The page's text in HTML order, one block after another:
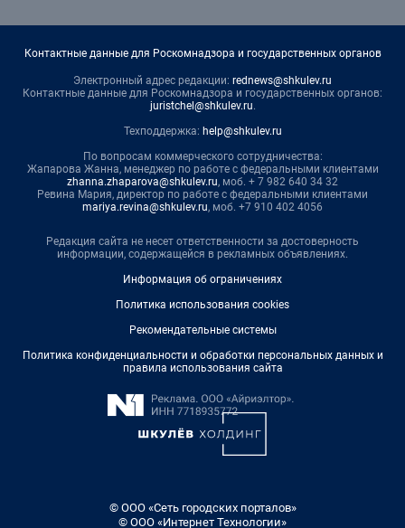
Контактные данные для Роскомнадзора и государственных органов
Электронный адрес редакции: rednews@shkulev.ru
Контактные данные для Роскомнадзора и государственных органов:
juristchel@shkulev.ru.
Техподдержка: help@shkulev.ru
По вопросам коммерческого сотрудничества:
Жапарова Жанна, менеджер по работе с федеральными клиентами
zhanna.zhaparova@shkulev.ru, моб. + 7 982 640 34 32
Ревина Мария, директор по работе с федеральными клиентами
mariya.revina@shkulev.ru, моб. +7 910 402 4056
Редакция сайта не несет ответственности за достоверность
информации, содержащейся в рекламных объявлениях.
Информация об ограничениях
Политика использования cookies
Рекомендательные системы
Политика конфиденциальности и обработки персональных данных и
правила использования сайта
© ООО «Сеть городских порталов»
© ООО «Интернет Технологии»